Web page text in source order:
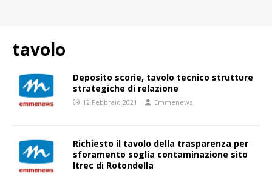
tavolo
Deposito scorie, tavolo tecnico strutture
strategiche di relazione
12 Febbraio 2021 Emmenews
Richiesto il tavolo della trasparenza per
sforamento soglia contaminazione sito
Itrec di Rotondella